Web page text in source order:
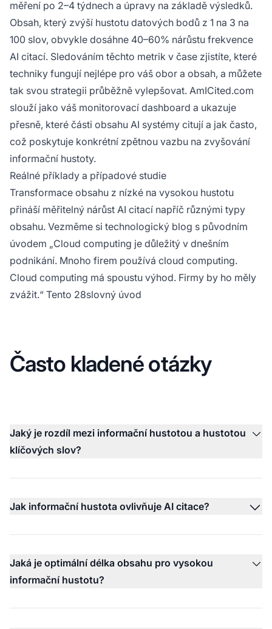
měření po 2–4 týdnech a úpravy na základě výsledků.
Obsah, který zvýší hustotu datových bodů z 1 na 3 na
100 slov, obvykle dosáhne 40–60% nárůstu frekvence
AI citací. Sledováním těchto metrik v čase zjistíte, které
techniky fungují nejlépe pro váš obor a obsah, a můžete
tak svou strategii průběžně vylepšovat. AmICited.com
slouží jako váš monitorovací dashboard a ukazuje
přesně, které části obsahu AI systémy citují a jak často,
což poskytuje konkrétní zpětnou vazbu na zvyšování
informační hustoty.
Reálné příklady a případové studie
Transformace obsahu z nízké na vysokou hustotu
přináší měřitelný nárůst AI citací napříč různými typy
obsahu. Vezměme si technologický blog s původním
úvodem „Cloud computing je důležitý v dnešním
podnikání. Mnoho firem používá cloud computing.
Cloud computing má spoustu výhod. Firmy by ho měly
zvážit.“ Tento 28slovný úvod
Často kladené otázky
Jaký je rozdíl mezi informační hustotou a hustotou
klíčových slov?
Jak informační hustota ovlivňuje AI citace?
Jaká je optimální délka obsahu pro vysokou
informační hustotu?